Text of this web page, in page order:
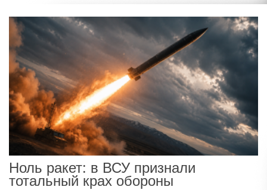
Ноль ракет: в ВСУ признали
тотальный крах обороны